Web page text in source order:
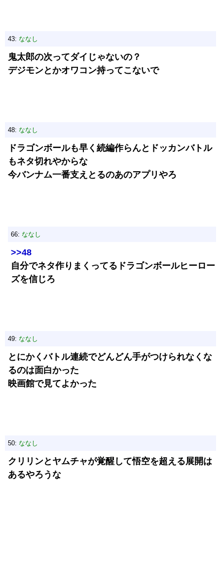
43: ななし
鬼太郎の次ってダイじゃないの？
デジモンとかオワコン持ってこないで
48: ななし
ドラゴンボールも早く続編作らんとドッカンバトル
もネタ切れやからな
今バンナム一番支えとるのあのアプリやろ
66: ななし
>>48
自分でネタ作りまくってるドラゴンボールヒーロー
ズを信じろ
49: ななし
とにかくバトル連続でどんどん手がつけられなくな
るのは面白かった
映画館で見てよかった
50: ななし
クリリンとヤムチャが覚醒して悟空を超える展開は
あるやろうな